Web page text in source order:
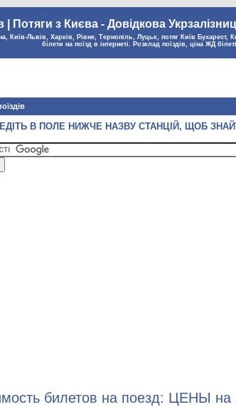
| Потяги з Києва - Довідкова
Київ-Львів, Харків, Рівне, Тернопіль, Луцьк, потяг Київ Бухарест,
білети на поїзд в інтернеті. Розклад поїздів, ціна ЖД
В ПОЛЕ НИЖЧЕ НАЗВУ СТАНЦІЙ, ЩОБ
билетов на поезд: ЦЕНЫ